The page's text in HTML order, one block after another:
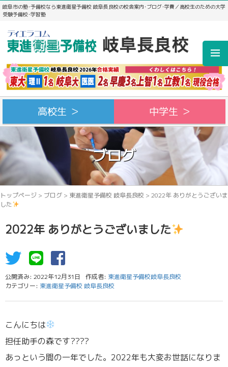
岐阜市の塾･予備校なら東進衛星予備校 岐阜長良校の校舎案内･ブログ･学費／高校生のための大学
受験予備校･学習塾
高校生 ＞ 中学生 ＞
ブログ
トップページ > ブログ > 東進衛星予備校 岐阜長良校 > 2022年 ありがとうございま
した
2022年 ありがとうございました
公開済み: 2022年12月31日 作成者: 東進衛星予備校岐阜長良校
カテゴリー: 東進衛星予備校 岐阜長良校
こんにちは
担任助手の森です????
あっという間の一年でした。2022年も大変お世話になりま